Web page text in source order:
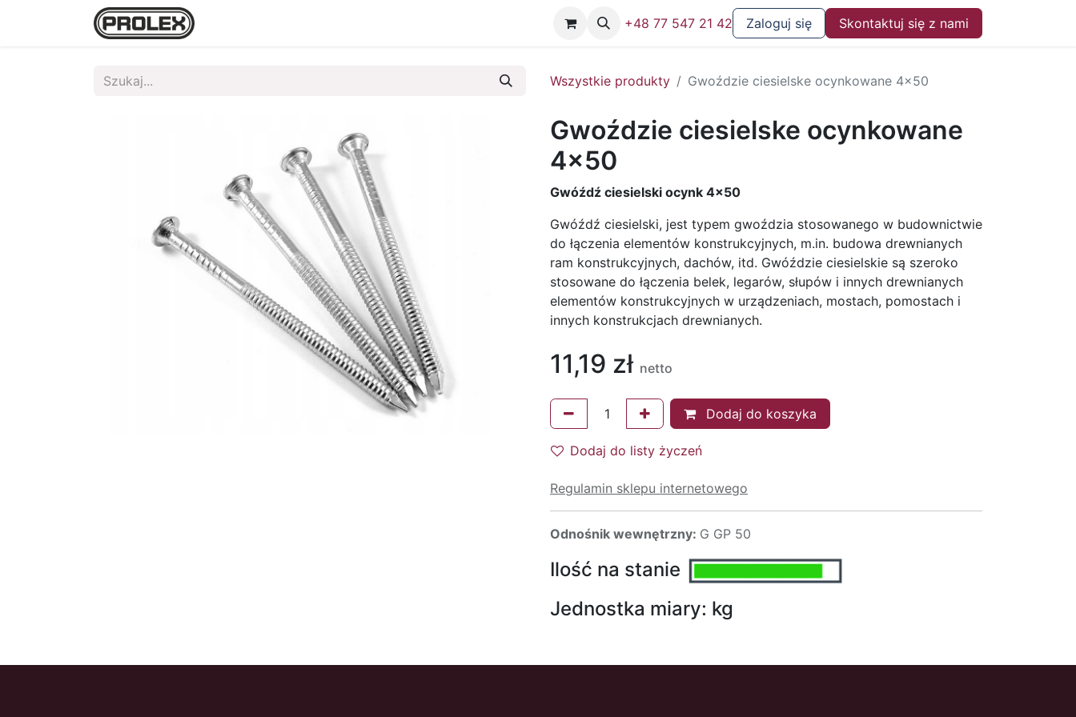
+48 77 547 21 42 Zaloguj się Skontaktuj się z nami
Wszystkie produkty Gwoździe ciesielske ocynkowane 4x50
Gwoździe ciesielske ocynkowane
4x50
Gwóźdź ciesielski ocynk 4x50
Gwóźdź ciesielski, jest typem gwoździa stosowanego w budownictwie
do łączenia elementów konstrukcyjnych, m.in. budowa drewnianych
ram konstrukcyjnych, dachów, itd. Gwóździe ciesielskie są szeroko
stosowane do łączenia belek, legarów, słupów i innych drewnianych
elementów konstrukcyjnych w urządzeniach, mostach, pomostach i
innych konstrukcjach drewnianych.
11,19 zł netto
Dodaj do koszyka
Dodaj do listy życzeń
Regulamin sklepu internetowego
Odnośnik wewnętrzny: G GP 50
Ilość na stanie
Jednostka miary: kg